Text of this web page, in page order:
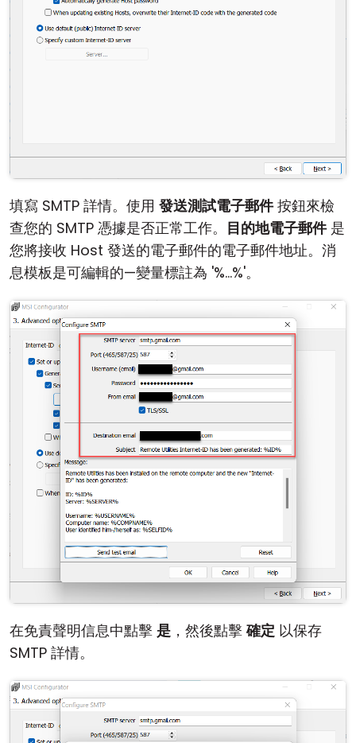
填寫 SMTP 詳情。使用 發送測試電子郵件按鈕來檢
查您的 SMTP 憑據是否正常工作。 目的地電子郵件是
您將接收 Host 發送的電子郵件的電子郵件地址。消
息模板是可編輯的—變量標註為 '%...%'。
在免責聲明信息中點擊 是 ，然後點擊確定 以保存
SMTP 詳情。